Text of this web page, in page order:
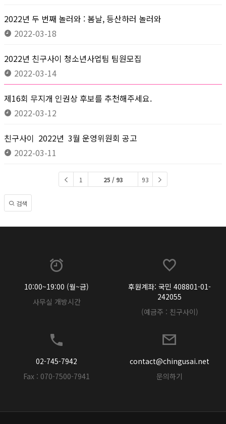
2022년 두 번째 놀러와 : 봄날, 등산하러 놀러와
2022-03-18
2022년 친구사이 청소년사업팀 팀원모집
2022-03-14
제16회 무지개 인권상 후보를 추천해주세요.
2022-03-12
친구사이 2022년 3월 운영위원회 공고
2022-03-11
1 25 / 93 93
검색
10:00~19:00 (월~금)
사무실 개방시간
후원계좌: 국민 408801-01-
242055
(예금주 : 친구사이)
02-745-7942
Fax : 070-7500-7941
contact@chingusai.net
문의하기